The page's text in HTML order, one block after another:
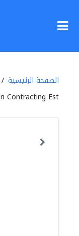
الصفحة الرئيسية
Contracting Est.